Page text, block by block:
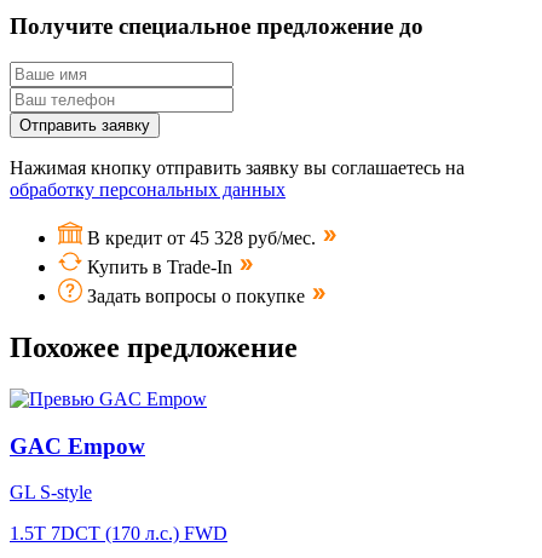
Получите специальное предложение до
Отправить заявку
Нажимая кнопку отправить заявку вы соглашаетесь на
обработку персональных данных
В кредит от 45 328 руб/мес.
Купить в Trade-In
Задать вопросы о покупке
Похожее предложение
GAC Empow
GL S-style
1.5T 7DCT (170 л.с.) FWD